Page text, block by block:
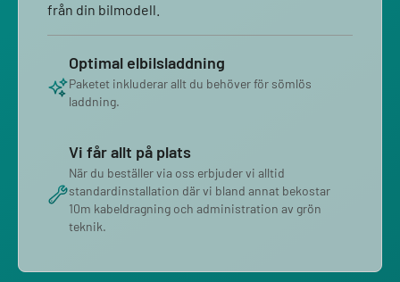
från din bilmodell.
Optimal elbilsladdning
Paketet inkluderar allt du behöver för sömlös
laddning.
Vi får allt på plats
När du beställer via oss erbjuder vi alltid
standardinstallation där vi bland annat bekostar
10m kabeldragning och administration av grön
teknik.